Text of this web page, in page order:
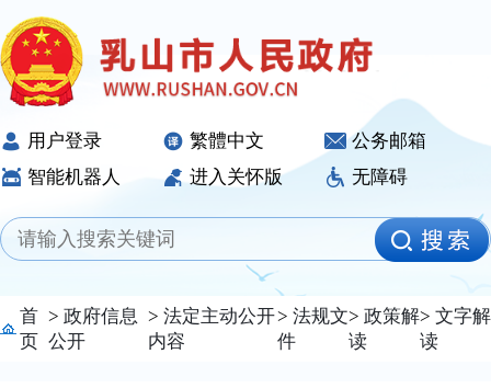
用户登录 繁體中文
公务邮箱
智能机器人
进入关怀版 无障碍
首
页
> 政府信息
公开
> 法定主动公开
内容
> 法规文
件
> 政策解
读
> 文字解
读